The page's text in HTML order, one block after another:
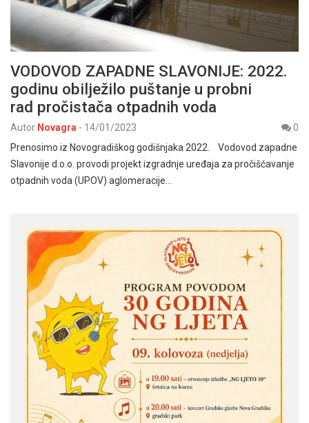
VODOVOD ZAPADNE SLAVONIJE: 2022.
godinu obilježilo puštanje u probni
rad pročistača otpadnih voda
Autor Novagra - 14/01/2023
0
Prenosimo iz Novogradiškog godišnjaka 2022. Vodovod zapadne
Slavonije d.o.o. provodi projekt izgradnje uređaja za pročišćavanje
otpadnih voda (UPOV) aglomeracije…